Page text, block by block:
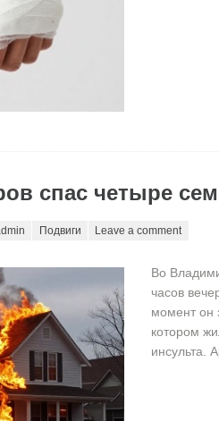
спас четыре
Подвиги Leave a comment
Во
часов
момент он
котором
инсульта.